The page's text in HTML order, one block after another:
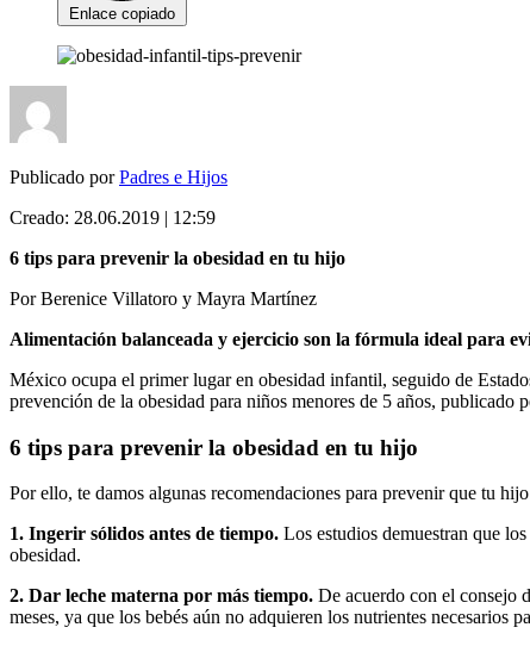
Enlace copiado
Publicado porPadres e Hijos
Creado: 28.06.2019 | 12:59
6 tips para prevenir la obesidad en tu hijo
Por Berenice Villatoro y Mayra Martínez
Alimentación balanceada y ejercicio son la fórmula ideal para
México ocupa el primer lugar en obesidad infantil, seguido de
prevención de la obesidad para niños menores de 5 años, publicado
6 tips para prevenir la obesidad en tu hijo
Por ello, te damos algunas recomendaciones para prevenir que tu
1. Ingerir sólidos antes de tiempo. Los estudios demuestran que
obesidad.
2. Dar leche materna por más tiempo. De acuerdo con el consejo
meses, ya que los bebés aún no adquieren los nutrientes necesarios